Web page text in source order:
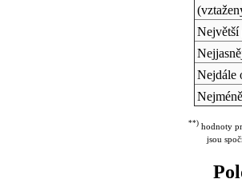
Nejdále
**) hodnoty
jsou